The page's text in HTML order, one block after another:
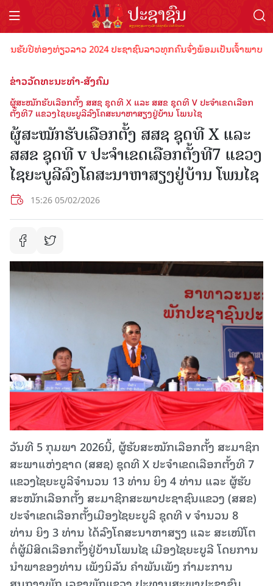
ບປີທ່ອງທ່ຽວລາວ 2024 ປະຊາຊົນລາວທຸກຄົນຈົ່ງພ້ອມເປັນເຈົ້າພາບທີ່ດີ
ຂ່າວວັດທະນະທຳ-ສັງຄົມ
ຜູ້ສະໝັກຮັບເລືອກຕັ້ງ ສສຊ ຊຸດທີ X ແລະ ສສຂ ຊຸດທີ V ປະຈຳເຂດເລືອກ
ຕັ້ງທີ7 ແຂວງໄຊຍະບູລີລົງໂຄສະນາຫາສຽງຢູ່ບ້ານ ໂພນໄຊ
ຜູ້ສະໝັກຮັບເລືອກຕັ້ງ ສສຊ ຊຸດທີ X ແລະ
ສສຂ ຊຸດທີ v ປະຈຳເຂດເລືອກຕັ້ງທີ7 ແຂວງ
ໄຊຍະບູລີລົງໂຄສະນາຫາສຽງຢູ່ບ້ານ ໂພນໄຊ
15:26 05/02/2026
ວັນທີ 5 ກຸມພາ 2026ນີ້, ຜູ້ຮັບສະໝັກເລືອກຕັ້ງ ສະມາຊິກ
ສະພາແຫ່ງຊາດ (ສສຊ) ຊຸດທີ X ປະຈຳເຂດເລືອກຕັ້ງທີ 7
ແຂວງໄຊຍະບູລີຈໍານວນ 13 ທ່ານ ຍິງ 4 ທ່ານ ແລະ ຜູ້ຮັບ
ສະໜັກເລືອກຕັ້ງ ສະມາຊີກສະພາປະຊາຊົນແຂວງ (ສສຂ)
ປະຈຳເຂດເລືອກຕັ້ງເມືອງໄຊຍະບູລີ ຊຸດທີ v ຈຳນວນ 8
ທ່ານ ຍິງ 3 ທ່ານ ໄດ້ລົງໂຄສະນາຫາສຽງ ແລະ ສະເໜີໂຕ
ຕໍ່ຜູ້ມີສິດເລືອກຕັ້ງຢູ່ບ້ານໂພນໄຊ ເມືອງໄຊຍະບູລີ ໂດຍການ
ນໍາພາຂອງທ່ານ ເພັງນິລັນ ຄຳພັນເພັງ ກຳມະການ